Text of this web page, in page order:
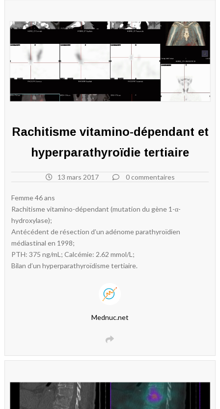
Rachitisme vitamino-dépendant et
hyperparathyroïdie tertiaire
13 mars 2017 0 commentaires
Femme 46 ans
Rachitisme vitamino-dépendant (mutation du gène 1-α-
hydroxylase);
Antécédent de résection d’un adénome parathyroïdien
médiastinal en 1998;
PTH: 375 ng/mL; Calcémie: 2.62 mmol/L;
Bilan d’un hyperparathyroïdisme tertiaire.
Mednuc.net